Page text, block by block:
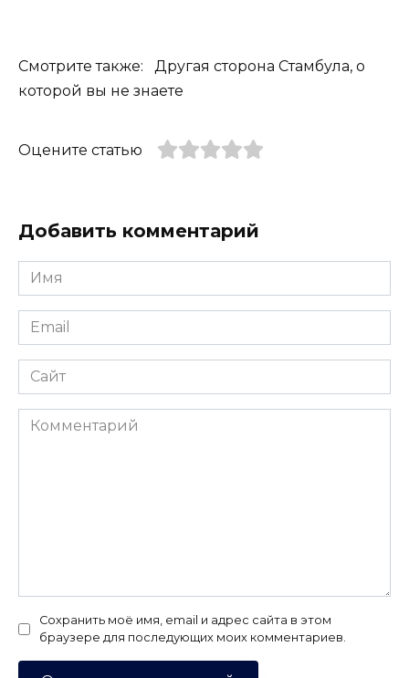
Смотрите также: Другая сторона Стамбула, о
которой вы не знаете
Оцените статью
Добавить комментарий
Имя
*
Email
*
Сайт
Комментарий
Сохранить моё имя, email и адрес сайта в этом
браузере для последующих моих комментариев.